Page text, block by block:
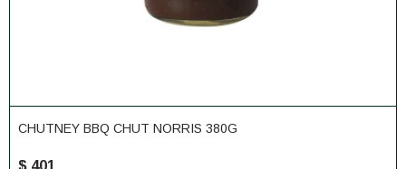
CHUTNEY BBQ CHUT NORRIS 380G
$ 401